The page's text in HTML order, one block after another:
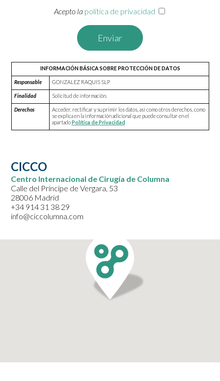
Acepto la política de privacidad
Enviar
INFORMACIÓN BÁSICA SOBRE PROTECCIÓN DE DATOS
Responsable GONZALEZ RAQUIS SLP
Finalidad Solicitud de información.
Derechos
Acceder, rectificar y suprimir los datos, así como otros derechos, como
se explica en la información adicional que puede consultar en el
apartadoPolítica de Privacidad
CICCO
Centro Internacional de Cirugía de Columna
Calle del Príncipe de Vergara, 53
28006 Madrid
+34 914 31 38 29
info@ciccolumna.com